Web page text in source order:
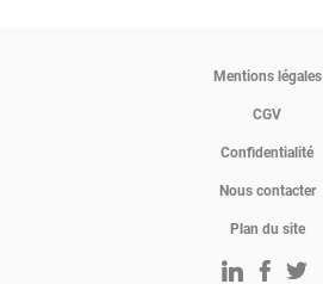
Mentions légales
CGV
Confidentialité
Nous contacter
Plan du site